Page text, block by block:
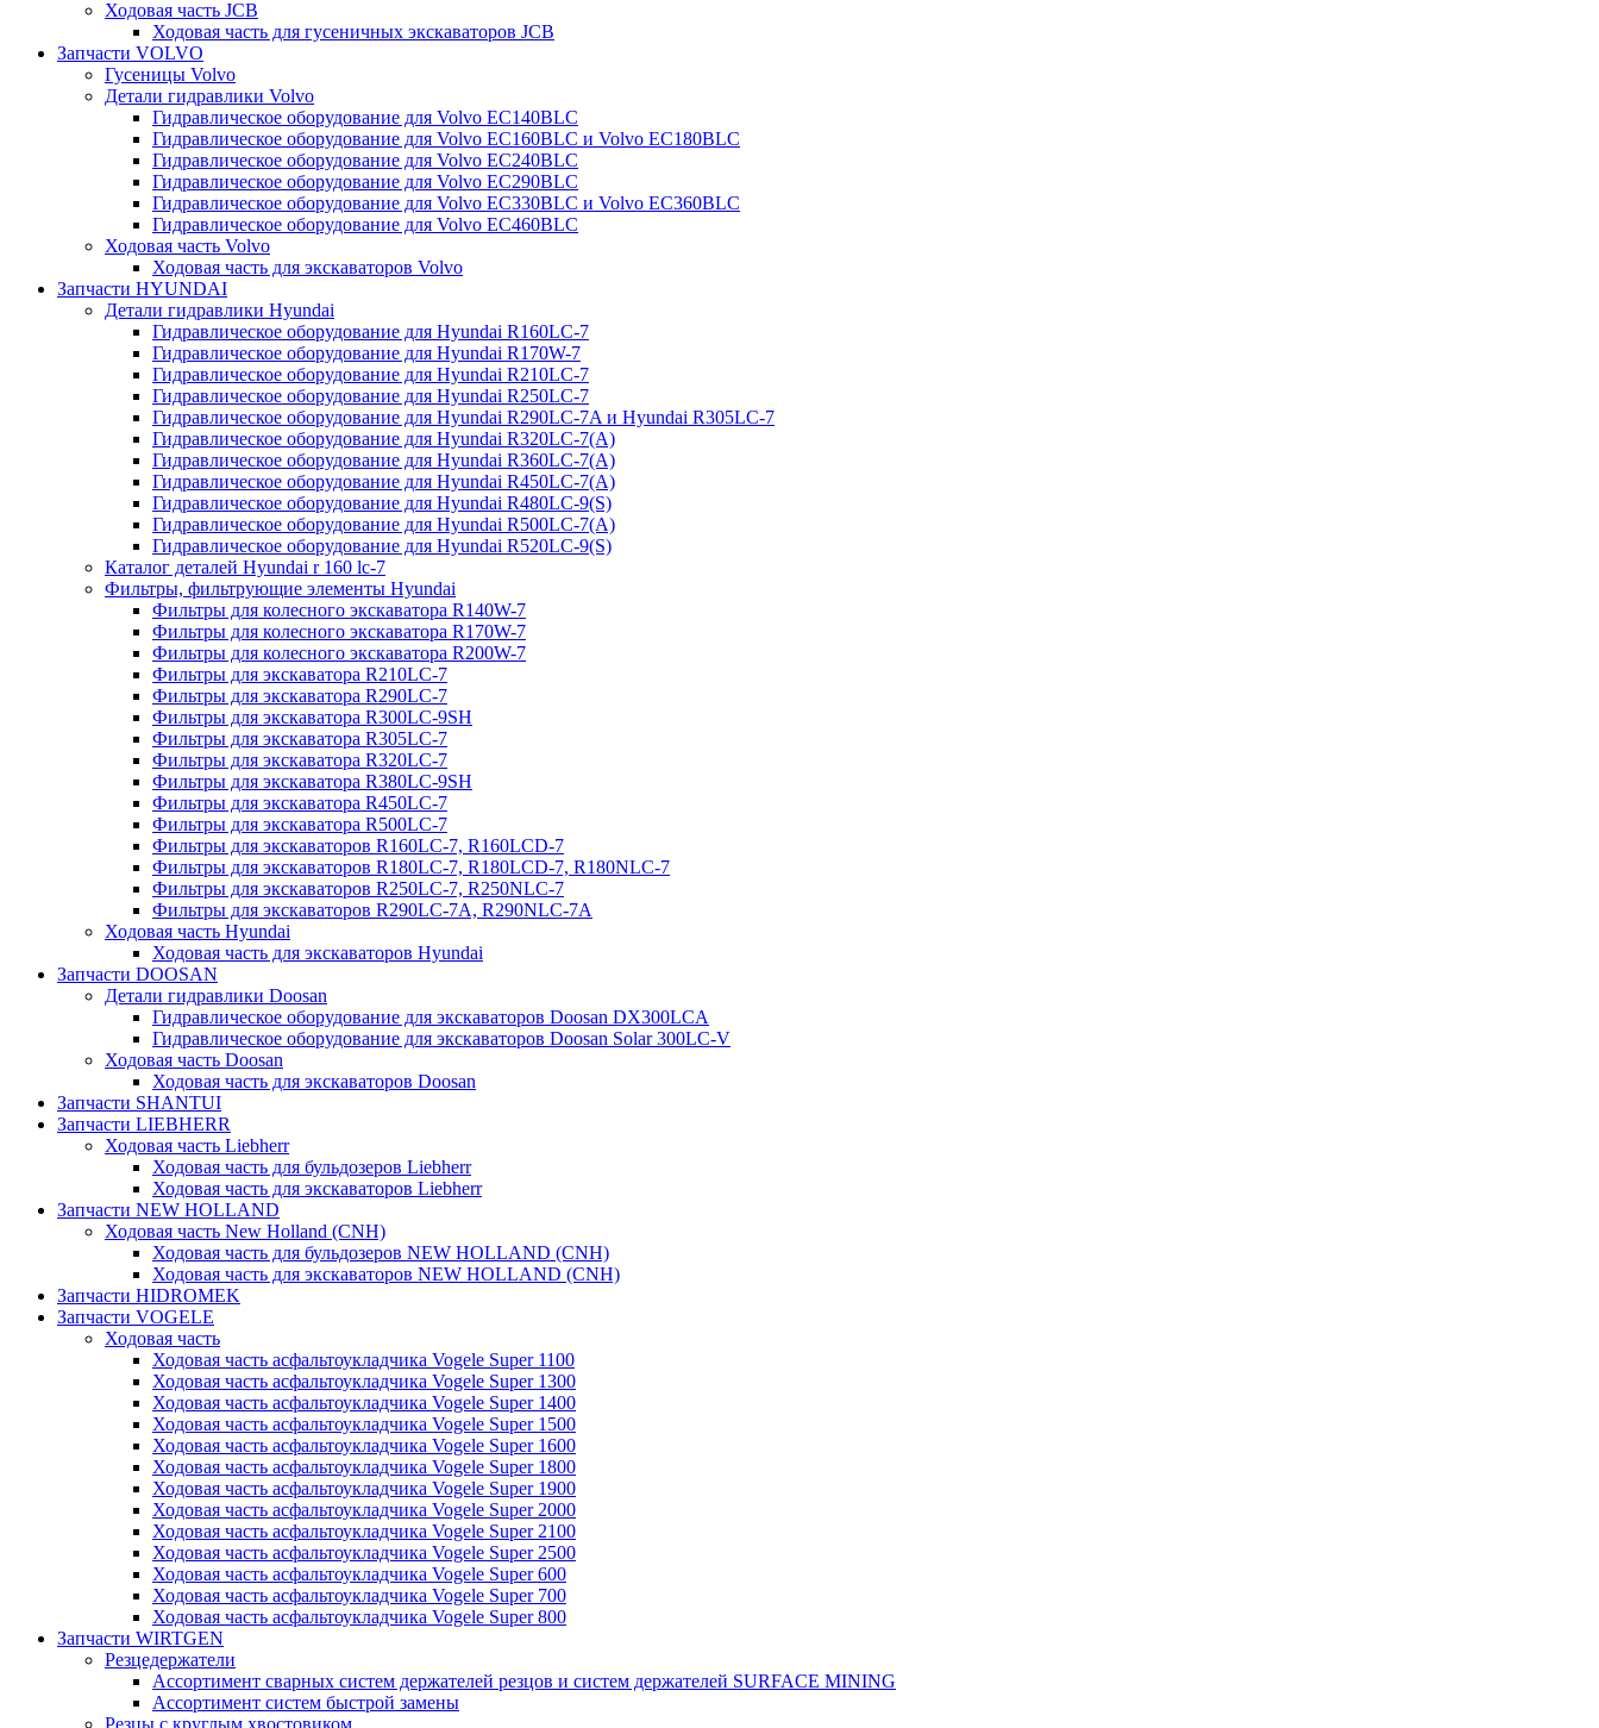
Ходовая часть JCB
Ходовая часть для гусеничных экскаваторов JCB
Запчасти VOLVO
Гусеницы Volvo
Детали гидравлики Volvo
Гидравлическое оборудование для Volvo EC140BLC
Гидравлическое оборудование для Volvo EC160BLC и Volvo EC180BLC
Гидравлическое оборудование для Volvo EC240BLC
Гидравлическое оборудование для Volvo EC290BLC
Гидравлическое оборудование для Volvo EC330BLC и Volvo EC360BLC
Гидравлическое оборудование для Volvo EC460BLC
Ходовая часть Volvo
Ходовая часть для экскаваторов Volvo
Запчасти HYUNDAI
Детали гидравлики Hyundai
Гидравлическое оборудование для Hyundai R160LC-7
Гидравлическое оборудование для Hyundai R170W-7
Гидравлическое оборудование для Hyundai R210LC-7
Гидравлическое оборудование для Hyundai R250LC-7
Гидравлическое оборудование для Hyundai R290LC-7A и Hyundai R305LC-7
Гидравлическое оборудование для Hyundai R320LC-7(A)
Гидравлическое оборудование для Hyundai R360LC-7(A)
Гидравлическое оборудование для Hyundai R450LC-7(A)
Гидравлическое оборудование для Hyundai R480LC-9(S)
Гидравлическое оборудование для Hyundai R500LC-7(A)
Гидравлическое оборудование для Hyundai R520LC-9(S)
Каталог деталей Hyundai r 160 lc-7
Фильтры, фильтрующие элементы Hyundai
Фильтры для колесного экскаватора R140W-7
Фильтры для колесного экскаватора R170W-7
Фильтры для колесного экскаватора R200W-7
Фильтры для экскаватора R210LC-7
Фильтры для экскаватора R290LC-7
Фильтры для экскаватора R300LC-9SH
Фильтры для экскаватора R305LC-7
Фильтры для экскаватора R320LC-7
Фильтры для экскаватора R380LC-9SH
Фильтры для экскаватора R450LC-7
Фильтры для экскаватора R500LC-7
Фильтры для экскаваторов R160LC-7, R160LCD-7
Фильтры для экскаваторов R180LC-7, R180LCD-7, R180NLC-7
Фильтры для экскаваторов R250LC-7, R250NLC-7
Фильтры для экскаваторов R290LC-7A, R290NLC-7A
Ходовая часть Hyundai
Ходовая часть для экскаваторов Hyundai
Запчасти DOOSAN
Детали гидравлики Doosan
Гидравлическое оборудование для экскаваторов Doosan DX300LCA
Гидравлическое оборудование для экскаваторов Doosan Solar 300LC-V
Ходовая часть Doosan
Ходовая часть для экскаваторов Doosan
Запчасти SHANTUI
Запчасти LIEBHERR
Ходовая часть Liebherr
Ходовая часть для бульдозеров Liebherr
Ходовая часть для экскаваторов Liebherr
Запчасти NEW HOLLAND
Ходовая часть New Holland (CNH)
Ходовая часть для бульдозеров NEW HOLLAND (CNH)
Ходовая часть для экскаваторов NEW HOLLAND (CNH)
Запчасти HIDROMEK
Запчасти VOGELE
Ходовая часть
Ходовая часть асфальтоукладчика Vogele Super 1100
Ходовая часть асфальтоукладчика Vogele Super 1300
Ходовая часть асфальтоукладчика Vogele Super 1400
Ходовая часть асфальтоукладчика Vogele Super 1500
Ходовая часть асфальтоукладчика Vogele Super 1600
Ходовая часть асфальтоукладчика Vogele Super 1800
Ходовая часть асфальтоукладчика Vogele Super 1900
Ходовая часть асфальтоукладчика Vogele Super 2000
Ходовая часть асфальтоукладчика Vogele Super 2100
Ходовая часть асфальтоукладчика Vogele Super 2500
Ходовая часть асфальтоукладчика Vogele Super 600
Ходовая часть асфальтоукладчика Vogele Super 700
Ходовая часть асфальтоукладчика Vogele Super 800
Запчасти WIRTGEN
Резцедержатели
Ассортимент сварных систем держателей резцов и систем держателей SURFACE MINING
Ассортимент систем быстрой замены
Резцы с круглым хвостовиком